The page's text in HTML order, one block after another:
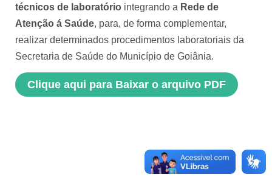
técnicos de laboratório integrando a Rede de
Atenção á Saúde, para, de forma complementar,
realizar determinados procedimentos laboratoriais da
Secretaria de Saúde do Município de Goiânia.
Clique aqui para Baixar o arquivo PDF